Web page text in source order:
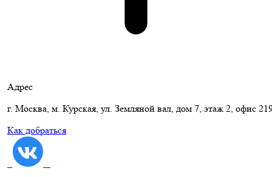
Адрес
г. Москва, м. Курская, ул. Земляной вал, дом 7, этаж 2, офис
Как добраться